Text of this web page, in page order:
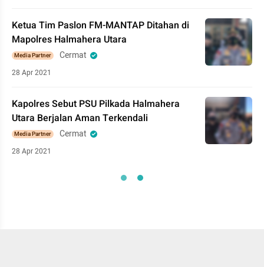
Ketua Tim Paslon FM-MANTAP Ditahan di
Mapolres Halmahera Utara
Media Partner Cermat
28 Apr 2021
Kapolres Sebut PSU Pilkada Halmahera
Utara Berjalan Aman Terkendali
Media Partner Cermat
28 Apr 2021